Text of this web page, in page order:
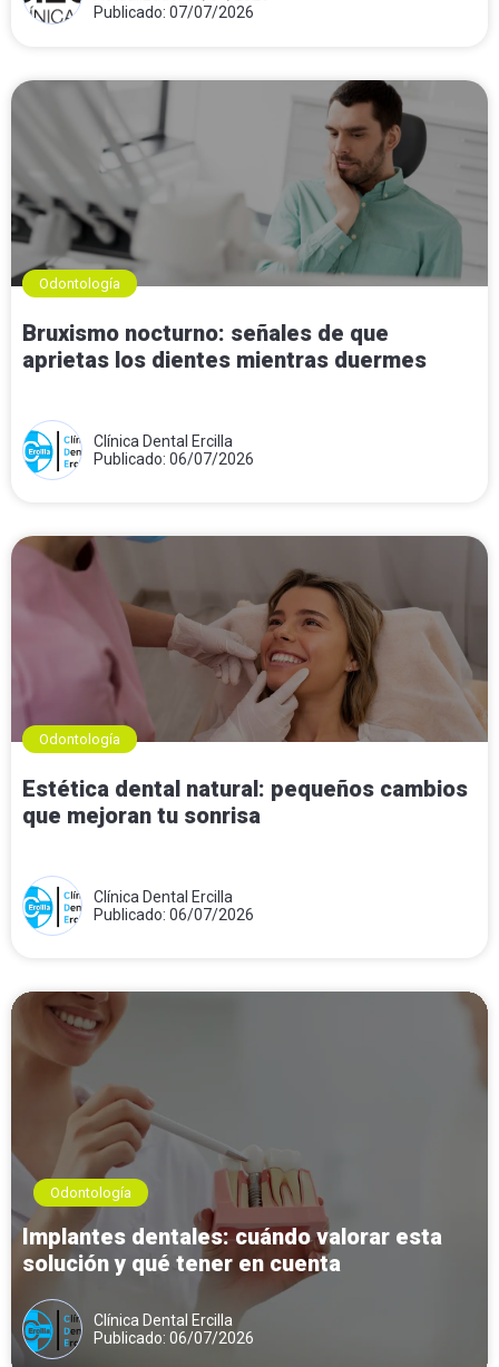
Publicado: 07/07/2026
Odontología
Bruxismo nocturno: señales de que
aprietas los dientes mientras duermes
Clínica Dental Ercilla
Publicado: 06/07/2026
Odontología
Estética dental natural: pequeños cambios
que mejoran tu sonrisa
Clínica Dental Ercilla
Publicado: 06/07/2026
Odontología
Implantes dentales: cuándo valorar esta
solución y qué tener en cuenta
Clínica Dental Ercilla
Publicado: 06/07/2026